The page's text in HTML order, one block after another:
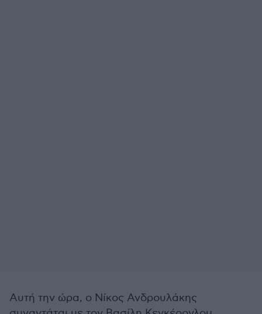
Αυτή την ώρα, ο Νίκος Ανδρουλάκης